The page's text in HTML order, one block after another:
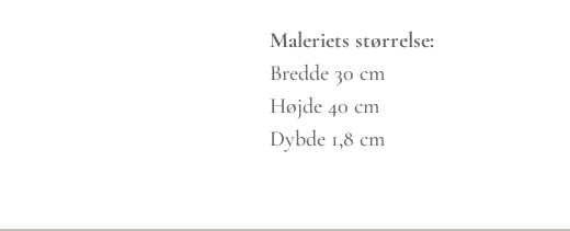
Maleriets størrelse:
Bredde 30 cm
Højde 40 cm
Dybde 1,8 cm